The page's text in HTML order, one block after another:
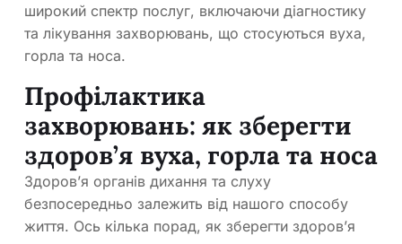
широкий спектр послуг, включаючи діагностику
та лікування захворювань, що стосуються вуха,
горла та носа.
Профілактика
захворювань: як зберегти
здоров’я вуха, горла та носа
Здоров’я органів дихання та слуху
безпосередньо залежить від нашого способу
життя. Ось кілька порад, як зберегти здоров’я